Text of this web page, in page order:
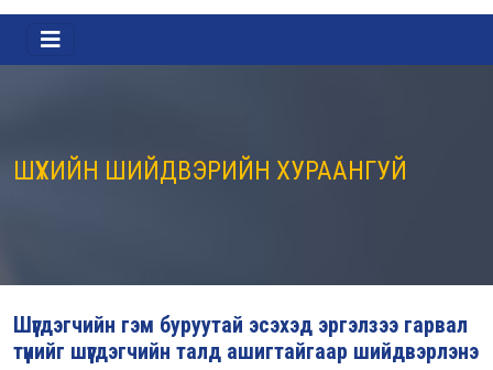
ШҮҮХИЙН ШИЙДВЭРИЙН ХУРААНГУЙ
Шүүгдэгчийн гэм буруутай эсэхэд эргэлзээ гарвал
түүнийг шүүгдэгчийн талд ашигтайгаар шийдвэрлэнэ